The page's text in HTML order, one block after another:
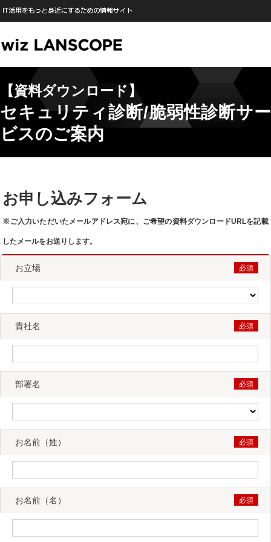
【資料ダウンロード】
セキュリティ診断/脆弱性診断サー
ビスのご案内
お申し込みフォーム
※ご入力いただいたメールアドレス宛に、ご希望の資料ダウンロードURLを記載
したメールをお送りします。
お立場
貴社名
部署名
お名前（姓）
お名前（名）